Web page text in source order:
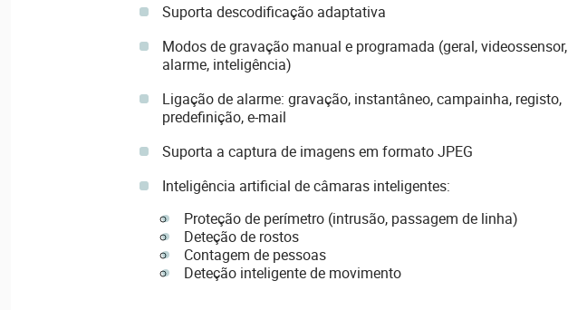
Suporta descodificação adaptativa
Modos de gravação manual e programada (geral, videossensor,
alarme, inteligência)
Ligação de alarme: gravação, instantâneo, campainha, registo,
predefinição, e-mail
Suporta a captura de imagens em formato JPEG
Inteligência artificial de câmaras inteligentes:
Proteção de perímetro (intrusão, passagem de linha)
Deteção de rostos
Contagem de pessoas
Deteção inteligente de movimento